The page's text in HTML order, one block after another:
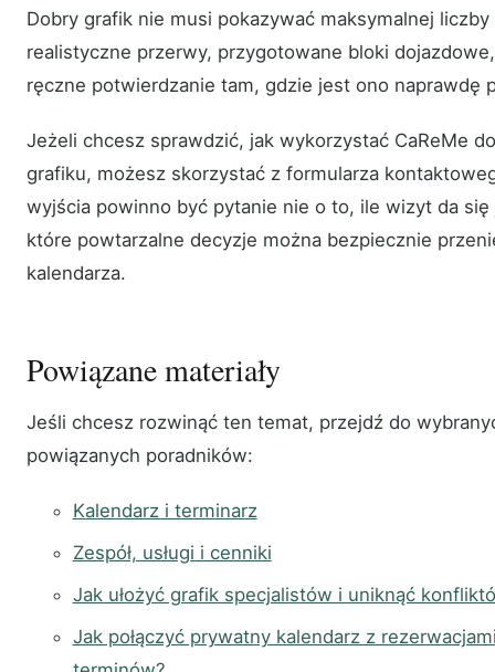
Dobry grafik nie musi pokazywać maksymalnej
realistyczne przerwy, przygotowane bloki
ręczne potwierdzanie tam, gdzie jest ono naprawdę
Jeżeli chcesz sprawdzić, jak wykorzystać CaReMe
grafiku, możesz skorzystać z formularza
wyjścia powinno być pytanie nie o to, ile wizyt da
które powtarzalne decyzje można bezpiecznie
kalendarza.
Powiązane materiały
Jeśli chcesz rozwinąć ten temat, przejdź do
powiązanych poradników:
Kalendarz i terminarz
Zespół, usługi i cenniki
Jak ułożyć grafik specjalistów i uniknąć
Jak połączyć prywatny kalendarz z